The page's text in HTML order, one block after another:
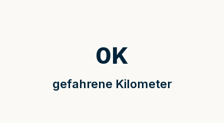
gefahrene Kilometer
0K